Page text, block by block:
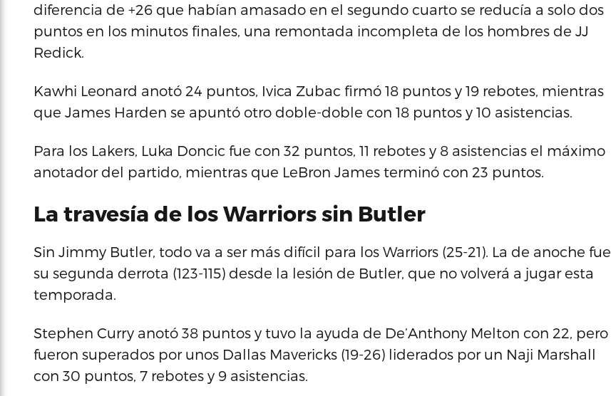
diferencia de +26 que habían amasado en el segundo cuarto se reducía a solo dos
puntos en los minutos finales, una remontada incompleta de los hombres de JJ
Redick.
Kawhi Leonard anotó 24 puntos, Ivica Zubac firmó 18 puntos y 19 rebotes, mientras
que James Harden se apuntó otro doble-doble con 18 puntos y 10 asistencias.
Para los Lakers, Luka Doncic fue con 32 puntos, 11 rebotes y 8 asistencias el máximo
anotador del partido, mientras que LeBron James terminó con 23 puntos.
La travesía de los Warriors sin Butler
Sin Jimmy Butler, todo va a ser más difícil para los Warriors (25-21). La de anoche fue
su segunda derrota (123-115) desde la lesión de Butler, que no volverá a jugar esta
temporada.
Stephen Curry anotó 38 puntos y tuvo la ayuda de De’Anthony Melton con 22, pero
fueron superados por unos Dallas Mavericks (19-26) liderados por un Naji Marshall
con 30 puntos, 7 rebotes y 9 asistencias.